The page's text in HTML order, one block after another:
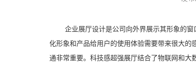
企业展厅设计是公司向外界展示其形象的
化形象和产品给用户的使用体验需要带来很大
通非常重要。科技感超强展厅结合了物联网和